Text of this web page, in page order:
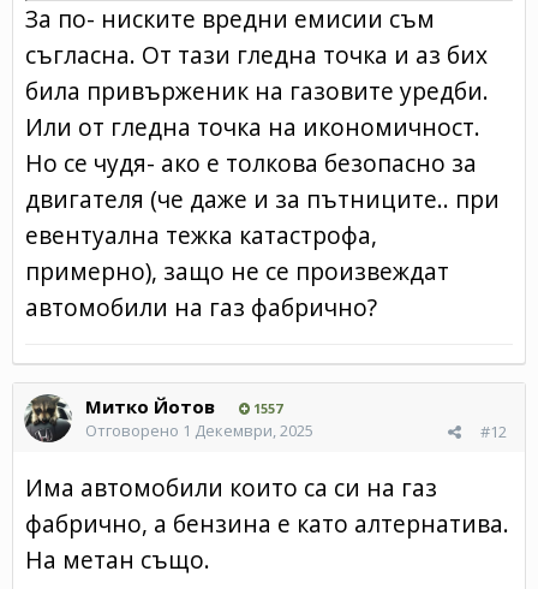
За по- ниските вредни емисии съм
съгласна. От тази гледна точка и аз бих
била привърженик на газовите уредби.
Или от гледна точка на икономичност.
Но се чудя- ако е толкова безопасно за
двигателя (че даже и за пътниците.. при
евентуална тежка катастрофа,
примерно), защо не се произвеждат
автомобили на газ фабрично?
Митко Йотов 1557
#12
Отговорено 1 Декември, 2025
Има автомобили които са си на газ
фабрично, а бензина е като алтернатива.
На метан също.